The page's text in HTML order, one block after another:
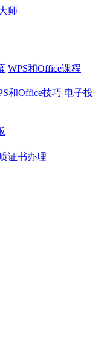
WPS和Office课程
和Office技巧 电子投
证书办理